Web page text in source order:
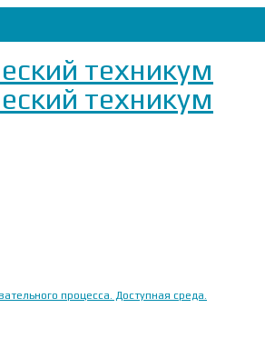
процесса. Доступная среда.